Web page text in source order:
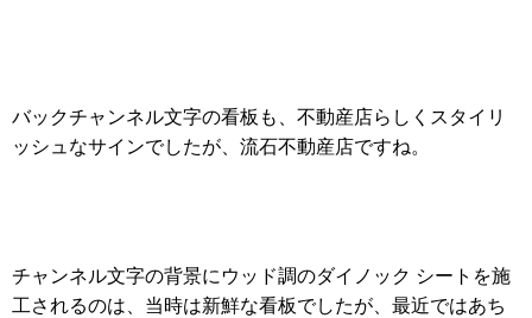
バックチャンネル文字の看板も、不動産店らしくスタイリ
ッシュなサインでしたが、流石不動産店ですね。
チャンネル文字の背景にウッド調のダイノック シートを施
工されるのは、当時は新鮮な看板でしたが、最近ではあち